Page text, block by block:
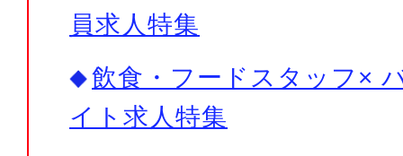
員求人特集
飲食・フードスタッフ×
イト求人特集